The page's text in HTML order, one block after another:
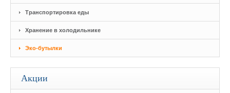
Транспортировка еды
Хранение в холодильнике
Эко-бутылки
Акции